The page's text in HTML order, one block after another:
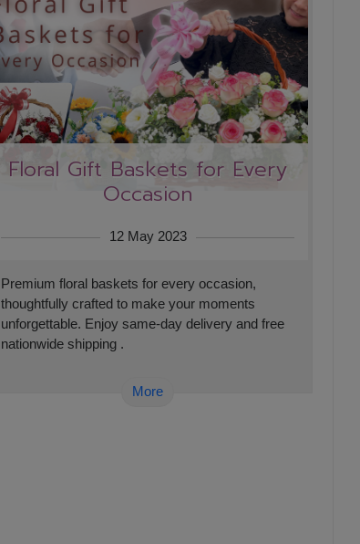
Floral Gift Baskets for Every
Occasion
12 May 2023
Premium floral baskets for every occasion,
thoughtfully crafted to make your moments
unforgettable. Enjoy same-day delivery and free
nationwide shipping .
More